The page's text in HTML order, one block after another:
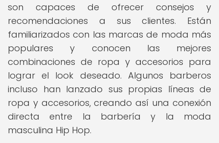
son capaces de ofrecer consejos y
recomendaciones a sus clientes. Están
familiarizados con las marcas de moda más
populares y conocen las mejores
combinaciones de ropa y accesorios para
lograr el look deseado. Algunos barberos
incluso han lanzado sus propias líneas de
ropa y accesorios, creando así una conexión
directa entre la barbería y la moda
masculina Hip Hop.